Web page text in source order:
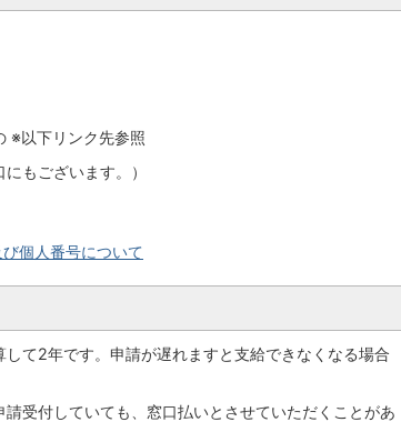
※以下リンク先参照
もございます。）
個人番号について
て2年です。申請が遅れますと支給できなくなる場合
受付していても、窓口払いとさせていただくことがあ